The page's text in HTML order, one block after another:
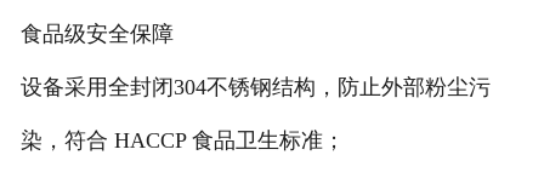
‌食品级安全保障‌
设备采用全封闭304不锈钢结构，防止外部粉尘污
染，符合 ‌HACCP‌ 食品卫生标准；